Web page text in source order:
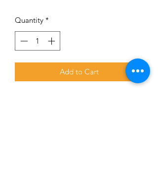
Quantity *
Add to Cart